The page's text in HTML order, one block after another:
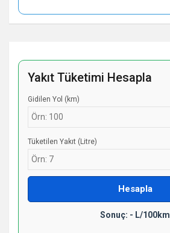
Yakıt Tüketimi Hesapla
Gidilen Yol (km)
Tüketilen Yakıt (Litre)
Hesapla
Sonuç: - L/100km